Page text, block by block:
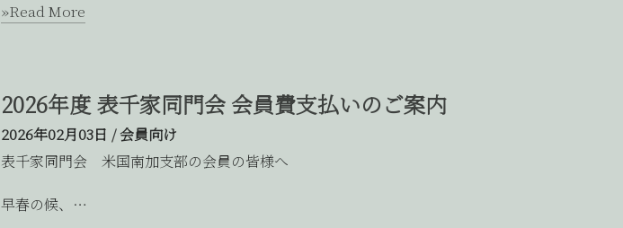
»Read More
2026年度 表千家同門会 会員費支払いのご案内
2026年02月03日 /会員向け
表千家同門会 米国南加支部の会員の皆様へ
早春の候、…